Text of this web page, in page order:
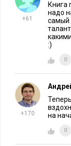
определяется
влияет среда,
Дарвина одни
Эти взгляды
началу
у него в три
свободные от
+61
Книга
надо
самый
:)
0
+170
на
0